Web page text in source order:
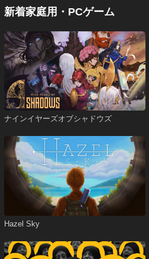
新着家庭用・PCゲーム
ナインイヤーズオブシャドウズ
Hazel Sky